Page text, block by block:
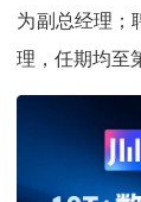
为副总经理；
理，任期均至